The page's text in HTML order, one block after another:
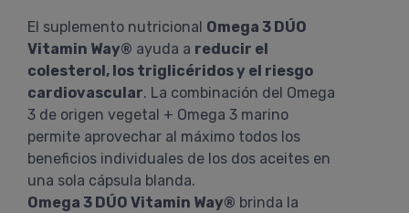
El suplemento nutricional Omega 3 DÚO
Vitamin Way® ayuda a reducir el
colesterol, los triglicéridos y el riesgo
cardiovascular. La combinación del Omega
3 de origen vegetal + Omega 3 marino
permite aprovechar al máximo todos los
beneficios individuales de los dos aceites en
una sola cápsula blanda.
Omega 3 DÚO Vitamin Way® brinda la